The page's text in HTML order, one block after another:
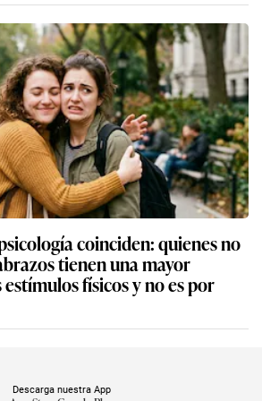
coinciden: quienes no
tienen una mayor
físicos y no es por
Descarga nuestra App